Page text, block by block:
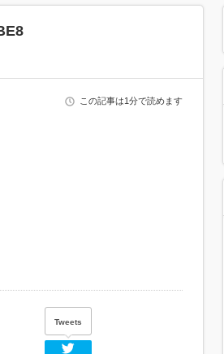
この記事は1分で読めます
Tweets